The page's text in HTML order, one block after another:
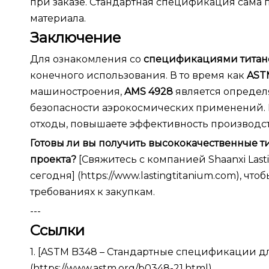
материала.
Заключение
Для ознакомления со спецификациями
конечного использования. В то время как
машиностроения, AMS 4928 является
безопасности аэрокосмических
отходы, повышаете эффективность
Готовы ли вы получить высококачественные
проекта? [Свяжитесь с компанией Shaanxi
сегодня] (https://www.lastingtitanium.com),
требованиях к закупкам.
---
Ссылки
1. [ASTM B348 – Стандартные спецификации